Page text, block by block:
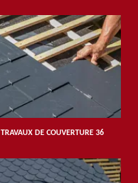
TRAVAUX DE COUVERTURE 36